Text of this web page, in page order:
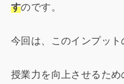
すのです。
今回は、このインプット
授業力を向上させるた